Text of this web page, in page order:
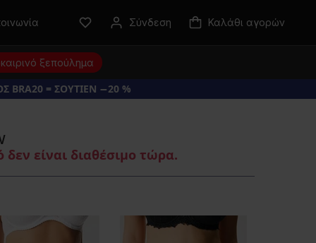
Σύνδεση Καλάθι αγορών
ξεπούλημα
BRA20 = ΣΟΥΤΙΕΝ −20 %
είναι διαθέσιμο τώρα.